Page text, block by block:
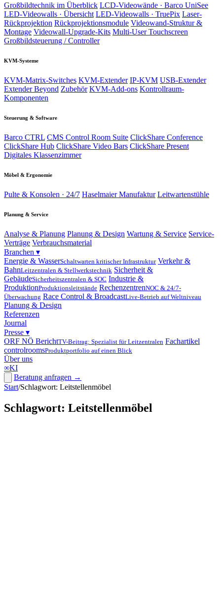
Großbildtechnik im Überblick LCD-Videowände · Barco UniSee
LED-Videowalls · Übersicht LED-Videowalls · TruePix Laser-
Rückprojektion Rückprojektionsmodule Videowand-Struktur &
Montage Videowall-Upgrade-Kits Multi-User Touchscreen
Großbildsteuerung / Controller
KVM-Systeme
KVM-Matrix-Switches KVM-Extender IP-KVM USB-Extender
Extender Beyond Zubehör KVM-Add-ons Kontrollraum-
Komponenten
Steuerung & Software
Barco CTRL CMS Control Room Suite ClickShare Conference
ClickShare Hub ClickShare Video Bars ClickShare Present
Digitales Klassenzimmer
Möbel & Ergonomie
Pulte & Konsolen · 24/7 Haselmaier Manufaktur Leitwartenstühle
Planung & Service
Analyse & Planung Planung & Design Wartung & Service Service-
Verträge Verbrauchsmaterial
Branchen ▾
Energie & WasserSchaltwarten kritischer Infrastruktur Verkehr &
BahnLeitzentralen & Stellwerkstechnik Sicherheit &
GebäudeSicherheitszentralen & SOC Industrie &
ProduktionProduktionsleitstände RechenzentrenNOC & 24/7-
Überwachung Race Control & BroadcastLive-Betrieb auf Weltniveau
Planung & Design
Referenzen
Journal
Presse ▾
ORF NÖ BerichtTV-Beitrag: Spezialist für Leitzentralen Fachartikel
controlroomsProduktportfolio auf einen Blick
Über uns
∞KI
Beratung anfragen →
Start/Schlagwort: Leitstellenmöbel
Schlagwort: Leitstellenmöbel